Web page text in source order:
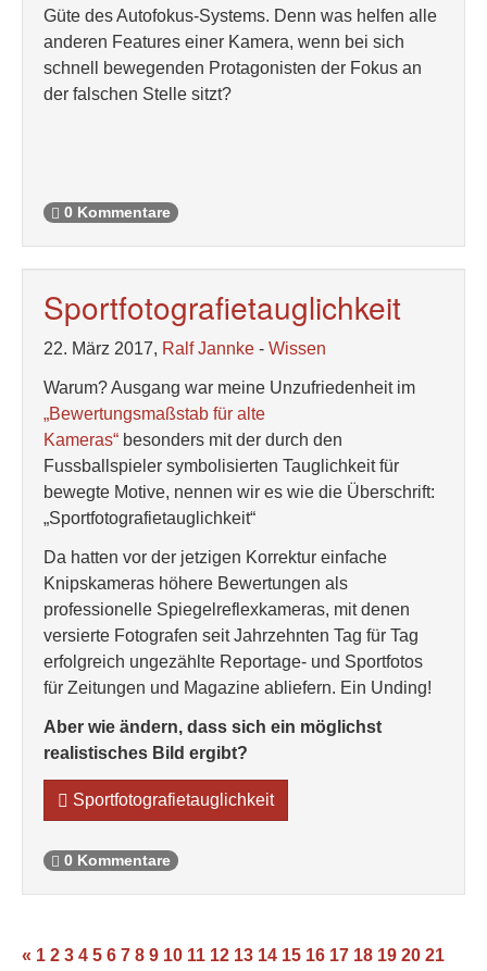
Güte des Autofokus-Systems. Denn was helfen alle
anderen Features einer Kamera, wenn bei sich
schnell bewegenden Protagonisten der Fokus an
der falschen Stelle sitzt?
0 Kommentare
Sportfotografietauglichkeit
22. März 2017, Ralf Jannke - Wissen
Warum? Ausgang war meine Unzufriedenheit im
„Bewertungsmaßstab für alte
Kameras“ besonders mit der durch den
Fussballspieler symbolisierten Tauglichkeit für
bewegte Motive, nennen wir es wie die Überschrift:
„Sportfotografietauglichkeit“
Da hatten vor der jetzigen Korrektur einfache
Knipskameras höhere Bewertungen als
professionelle Spiegelreflexkameras, mit denen
versierte Fotografen seit Jahrzehnten Tag für Tag
erfolgreich ungezählte Reportage- und Sportfotos
für Zeitungen und Magazine abliefern. Ein Unding!
Aber wie ändern, dass sich ein möglichst
realistisches Bild ergibt?
Sportfotografietauglichkeit
0 Kommentare
« 1 2 3 4 5 6 7 8 9 10 11 12 13 14 15 16 17 18 19 20 21